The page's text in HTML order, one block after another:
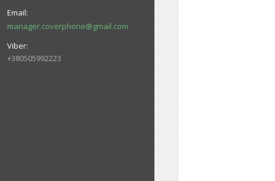
manager.coverphone@gmail.com
+380505992223